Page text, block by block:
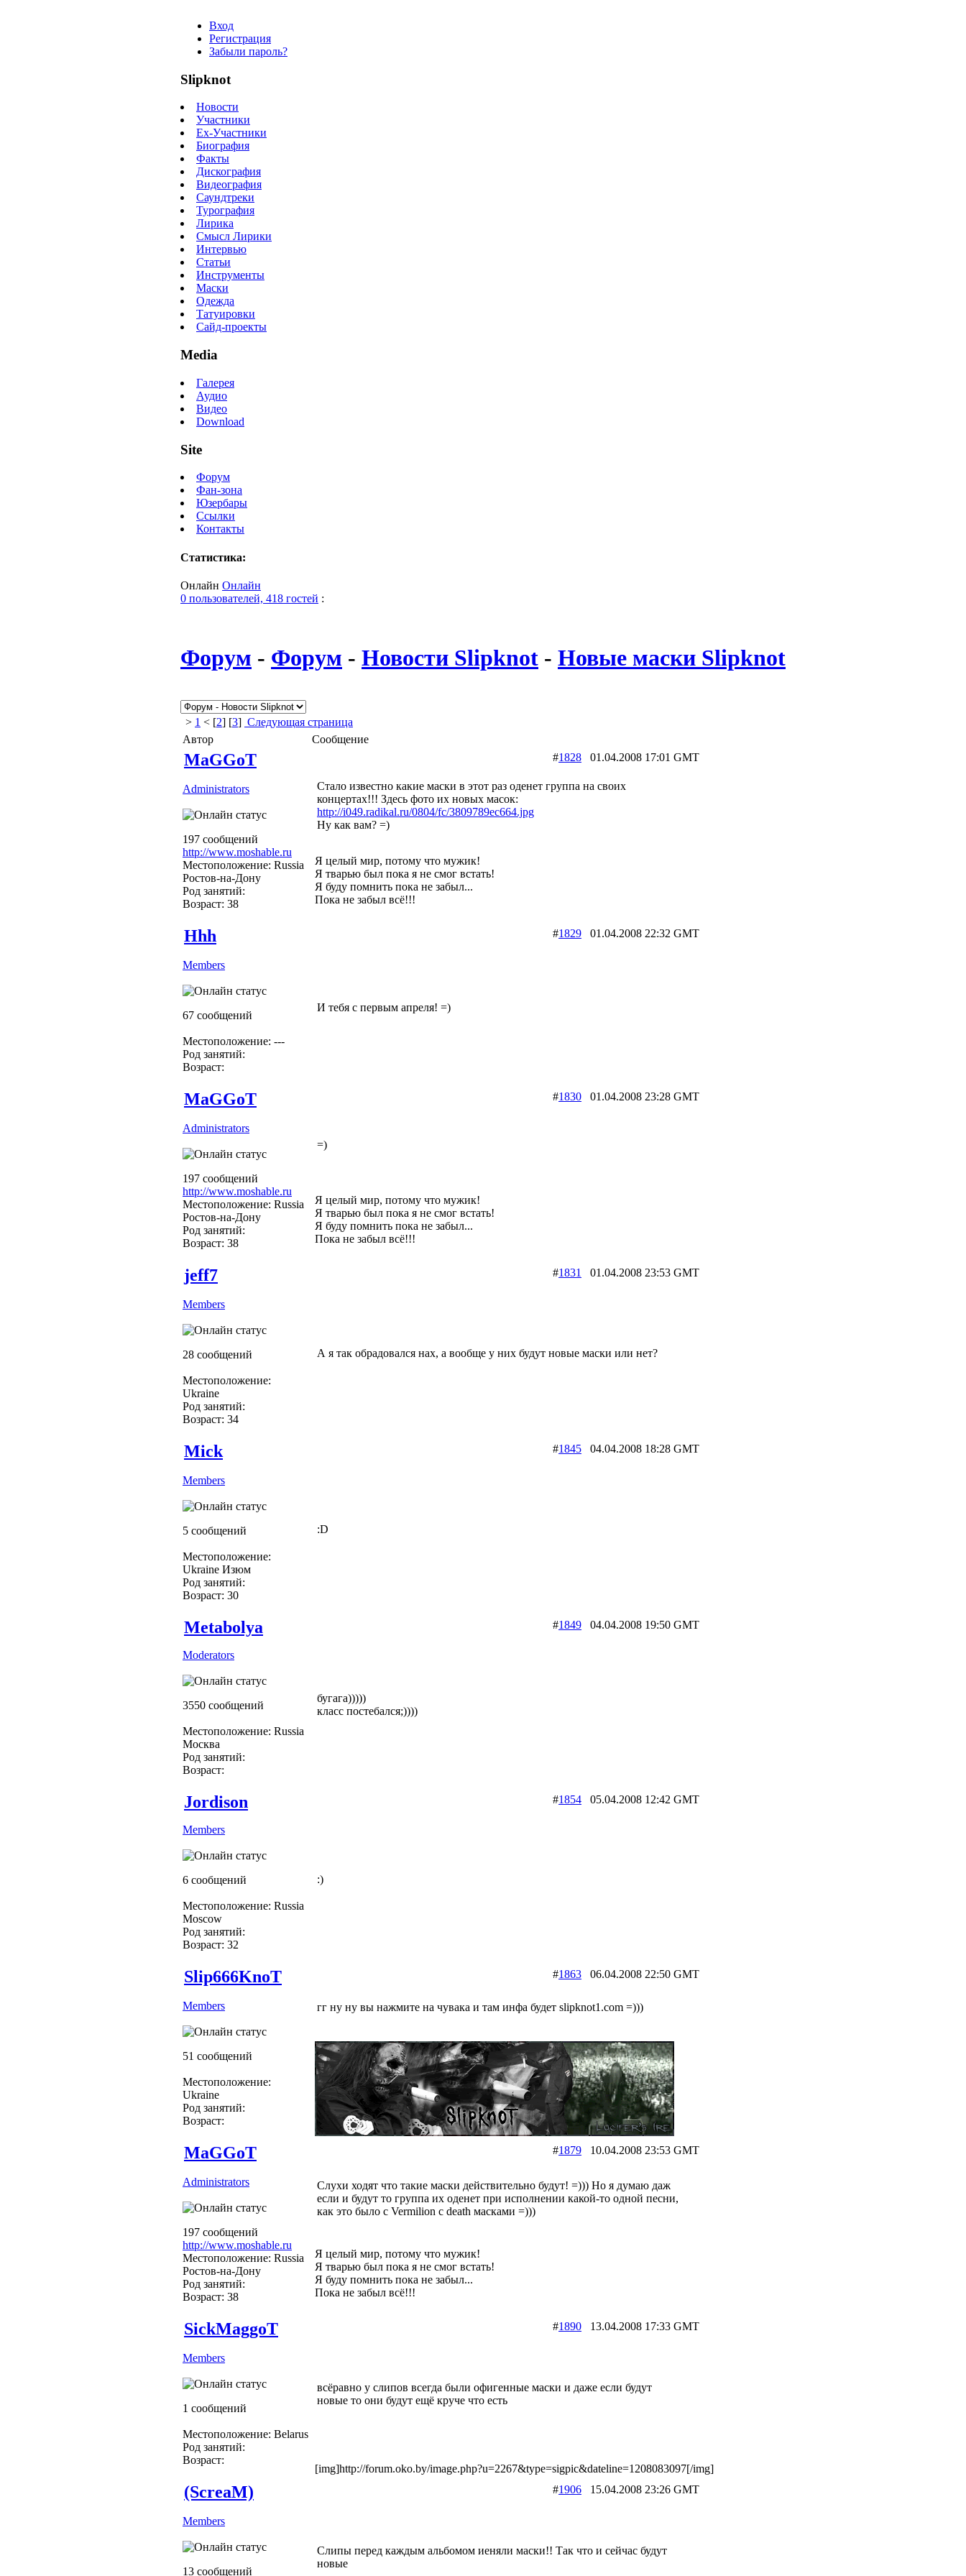
Вход
Регистрация
Забыли пароль?
Slipknot
Новости
Участники
Ex-Участники
Биография
Факты
Дискография
Видеография
Саундтреки
Турография
Лирика
Смысл Лирики
Интервью
Статьи
Инструменты
Маски
Одежда
Татуировки
Сайд-проекты
Media
Галерея
Аудио
Видео
Download
Site
Форум
Фан-зона
Юзербары
Ссылки
Контакты
Статистика:
Онлайн Онлайн
0 пользователей, 418 гостей :
Форум - Форум - Новости Slipknot - Новые маски Slipknot
> 1 < [2] [3] Следующая страница
Автор
Сообщение
MaGGoT
Administrators
197 сообщений
http://www.moshable.ru
Местоположение: Russia
Ростов-на-Дону
Род занятий:
Возраст: 38
#1828 01.04.2008 17:01 GMT
Стало известно какие маски в этот раз оденет группа на своих
концертах!!! Здесь фото их новых масок:
http://i049.radikal.ru/0804/fc/3809789ec664.jpg
Ну как вам? =)
Я целый мир, потому что мужик!
Я тварью был пока я не смог встать!
Я буду помнить пока не забыл...
Пока не забыл всё!!!
Hhh
Members
67 сообщений
Местоположение: ---
Род занятий:
Возраст:
#1829 01.04.2008 22:32 GMT
И тебя с первым апреля! =)
MaGGoT
Administrators
197 сообщений
http://www.moshable.ru
Местоположение: Russia
Ростов-на-Дону
Род занятий:
Возраст: 38
#1830 01.04.2008 23:28 GMT
=)
Я целый мир, потому что мужик!
Я тварью был пока я не смог встать!
Я буду помнить пока не забыл...
Пока не забыл всё!!!
jeff7
Members
28 сообщений
Местоположение:
Ukraine
Род занятий:
Возраст: 34
#1831 01.04.2008 23:53 GMT
А я так обрадовался нах, а вообще у них будут новые маски или нет?
Mick
Members
5 сообщений
Местоположение:
Ukraine Изюм
Род занятий:
Возраст: 30
#1845 04.04.2008 18:28 GMT
:D
Metabolya
Moderators
3550 сообщений
Местоположение: Russia
Москва
Род занятий:
Возраст:
#1849 04.04.2008 19:50 GMT
бугага)))))
класс постебался;))))
Jordison
Members
6 сообщений
Местоположение: Russia
Moscow
Род занятий:
Возраст: 32
#1854 05.04.2008 12:42 GMT
:)
Slip666KnoT
Members
51 сообщений
Местоположение:
Ukraine
Род занятий:
Возраст:
#1863 06.04.2008 22:50 GMT
гг ну ну вы нажмите на чувака и там инфа будет slipknot1.com =)))
MaGGoT
Administrators
197 сообщений
http://www.moshable.ru
Местоположение: Russia
Ростов-на-Дону
Род занятий:
Возраст: 38
#1879 10.04.2008 23:53 GMT
Слухи ходят что такие маски действительно будут! =))) Но я думаю даж
если и будут то группа их оденет при исполнении какой-то одной песни,
как это было с Vermilion с death масками =)))
Я целый мир, потому что мужик!
Я тварью был пока я не смог встать!
Я буду помнить пока не забыл...
Пока не забыл всё!!!
SickMaggoT
Members
1 сообщений
Местоположение: Belarus
Род занятий:
Возраст:
#1890 13.04.2008 17:33 GMT
всёравно у слипов всегда были офигенные маски и даже если будут
новые то они будут ещё круче что есть
[img]http://forum.oko.by/image.php?u=2267&type=sigpic&dateline=1208083097[/img]
(ScreaM)
Members
13 сообщений
#1906 15.04.2008 23:26 GMT
Слипы перед каждым альбомом иеняли маски!! Так что и сейчас будут
новые